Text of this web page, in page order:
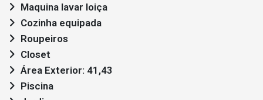
Maquina lavar loiça
Cozinha equipada
Roupeiros
Closet
Área Exterior: 41,43
Piscina